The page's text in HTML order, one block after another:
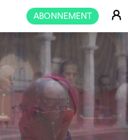
ABONNEMENT E